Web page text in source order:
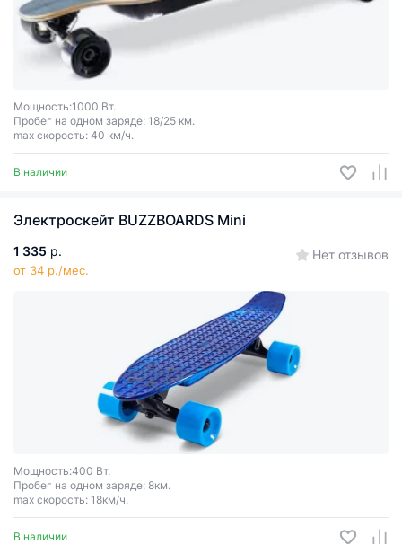
Мощность:1000 Вт.
Пробег на одном заряде: 18/25 км.
max скорость: 40 км/ч.
В наличии
Электроскейт BUZZBOARDS Mini
1 335 р.
от 34 р./мес.
Нет отзывов
Мощность:400 Вт.
Пробег на одном заряде: 8км.
max скорость: 18км/ч.
В наличии